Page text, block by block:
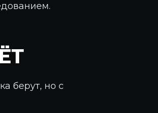
берут, но с